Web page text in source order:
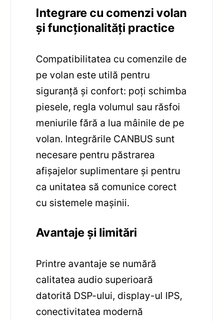
Integrare cu comenzi volan
și funcționalități practice
Compatibilitatea cu comenzile de
pe volan este utilă pentru
siguranță și confort: poți schimba
piesele, regla volumul sau răsfoi
meniurile fără a lua mâinile de pe
volan. Integrările CANBUS sunt
necesare pentru păstrarea
afișajelor suplimentare și pentru
ca unitatea să comunice corect
cu sistemele mașinii.
Avantaje și limitări
Printre avantaje se numără
calitatea audio superioară
datorită DSP-ului, display-ul IPS,
conectivitatea modernă